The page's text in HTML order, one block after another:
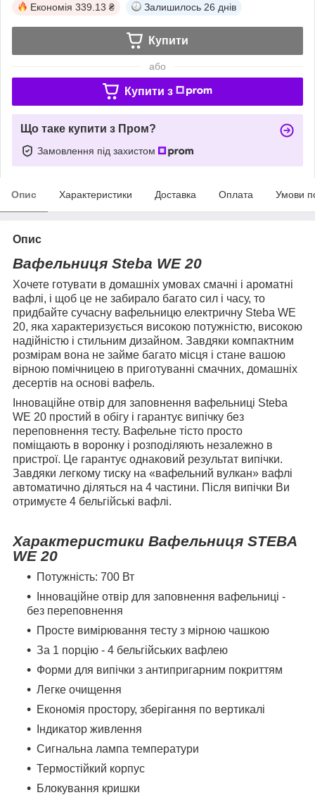
Економія 339.13 ₴ Залишилось 26 днів
Купити
або
Купити з
Що таке купити з Пром?
Замовлення під захистом
Опис Характеристики Доставка Оплата Умови
Опис
Вафельниця Steba WE 20
Хочете готувати в домашніх умовах смачні і ароматні
вафлі, і щоб це не забирало багато сил і часу, то
придбайте сучасну вафельницю електричну Steba WE
20, яка характеризується високою потужністю, високою
надійністю і стильним дизайном. Завдяки компактним
розмірам вона не займе багато місця і стане вашою
вірною помічницею в приготуванні смачних, домашніх
десертів на основі вафель.
Інноваційне отвір для заповнення вафельниці Steba
WE 20 простий в обігу і гарантує випічку без
переповнення тесту. Вафельне тісто просто
поміщають в воронку і розподіляють незалежно в
пристрої. Це гарантує однаковий результат випічки.
Завдяки легкому тиску на «вафельний вулкан» вафлі
автоматично діляться на 4 частини. Після випічки Ви
отримуєте 4 бельгійські вафлі.
Характеристики Вафельниця STEBA
WE 20
Потужність: 700 Вт
Інноваційне отвір для заповнення вафельниці -
без переповнення
Просте вимірювання тесту з мірною чашкою
За 1 порцію - 4 бельгійських вафлею
Форми для випічки з антипригарним покриттям
Легке очищення
Економія простору, зберігання по вертикалі
Індикатор живлення
Сигнальна лампа температури
Термостійкий корпус
Блокування кришки